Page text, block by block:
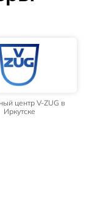
центр V-ZUG в
Иркутске